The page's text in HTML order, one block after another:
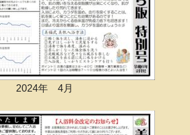
2024年 4月